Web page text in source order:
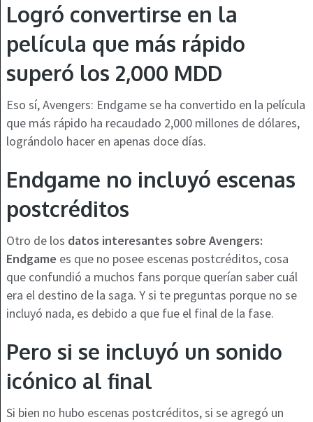
Logró convertirse en la
película que más rápido
superó los 2,000 MDD
Eso sí, Avengers: Endgame se ha convertido en la película
que más rápido ha recaudado 2,000 millones de dólares,
lográndolo hacer en apenas doce días.
Endgame no incluyó escenas
postcréditos
Otro de los datos interesantes sobre Avengers:
Endgame es que no posee escenas postcréditos, cosa
que confundió a muchos fans porque querían saber cuál
era el destino de la saga. Y si te preguntas porque no se
incluyó nada, es debido a que fue el final de la fase.
Pero si se incluyó un sonido
icónico al final
Si bien no hubo escenas postcréditos, si se agregó un